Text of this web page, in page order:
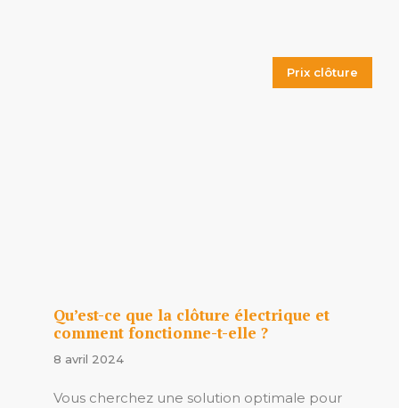
Prix clôture
Qu’est-ce que la clôture électrique et
comment fonctionne-t-elle ?
8 avril 2024
Vous cherchez une solution optimale pour